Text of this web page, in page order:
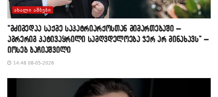
ᲐᲮᲐᲚᲘ ᲐᲛᲑᲔᲑᲘ
“მძიმედაა საქმე საპატრიარქოსთან მიმართებაში –
აგრერიგ პატივაყრილი სამღვდელოება ჯერ არ მინახავს” –
იოსებ ბაჩიაშვილი
14:48 08-05-2026